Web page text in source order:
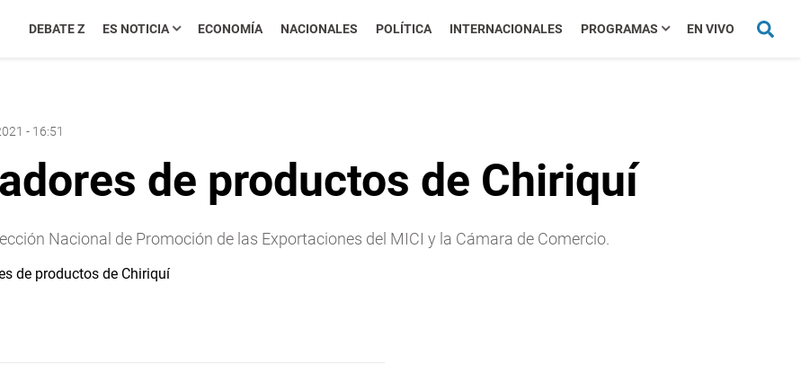
DEBATE Z ES NOTICIA ECONOMÍA NACIONALES POLÍTICA INTERNACIONALES PROGRAMAS EN VIVO
- 16:51
de productos de Chiriquí
Nacional de Promoción de las Exportaciones del MICI y la Cámara de Comercio.